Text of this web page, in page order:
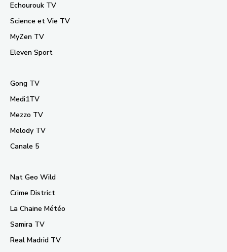
Echourouk TV
Science et Vie TV
MyZen TV
Eleven Sport
Gong TV
Medi1TV
Mezzo TV
Melody TV
Canale 5
Nat Geo Wild
Crime District
La Chaine Météo
Samira TV
Real Madrid TV